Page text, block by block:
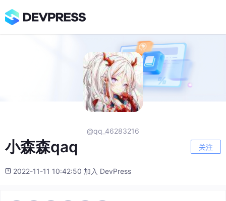
@qq_46283216
小森森qaq 关注
2022-11-11 10:42:50 加入 DevPress